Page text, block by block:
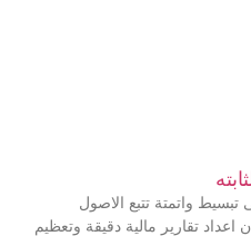
تبسيط واتمتة تتبع الاصول
اعداد تقارير مالية دقيقة وتعظيم